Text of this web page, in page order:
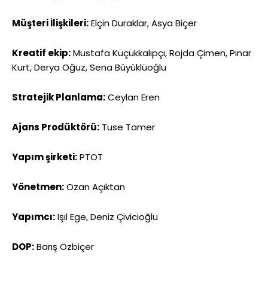
Müşteri İlişkileri:Elçin Duraklar, Asya Biçer
Kreatif ekip:Mustafa Küçükkalıpçı, Rojda Çimen, Pınar
Kurt, Derya Oğuz, Sena Büyüklüoğlu
Stratejik Planlama:Ceylan Eren
Ajans Prodüktörü: Tuse Tamer
Yapım şirketi:PTOT
Yönetmen:Ozan Açıktan
Yapımcı:Işıl Ege, Deniz Çivicioğlu
DOP:Barış Özbiçer